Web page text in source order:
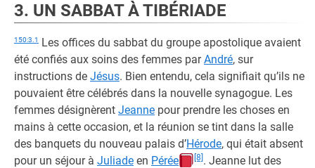
3. UN SABBAT À TIBÉRIADE
150:3.1
Les offices du sabbat du groupe apostolique avaient
été confiés aux soins des femmes parAndré, sur
instructions de Jésus. Bien entendu, cela signifiait qu’ils ne
pouvaient être célébrés dans la nouvelle synagogue. Les
femmes désignèrent Jeanne pour prendre les choses en
mains à cette occasion, et la réunion se tint dans la salle
des banquets du nouveau palais d’Hérode, qui était absent
pour un séjour à Juliade en Pérée [8] . Jeanne lut des